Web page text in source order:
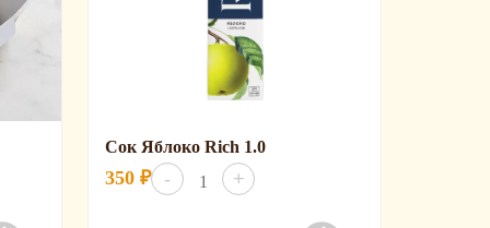
Сок Яблоко Rich 1.0
350₽ -
Количество
товара
+